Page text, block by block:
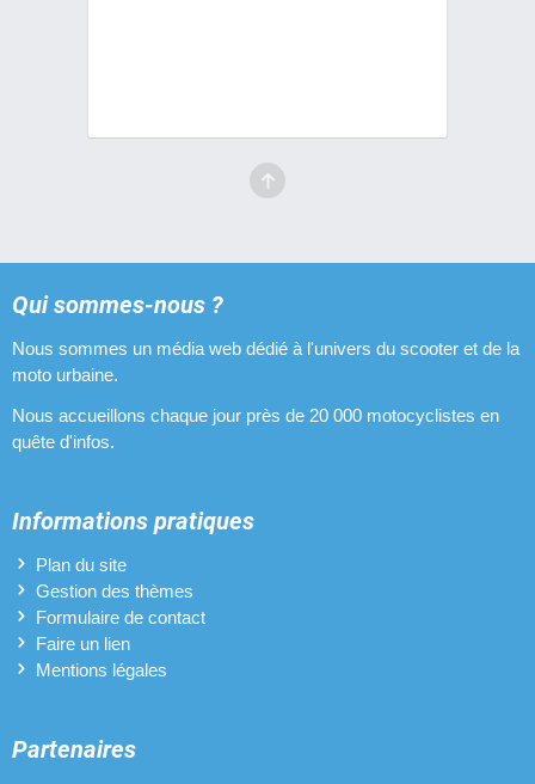
Qui sommes-nous ?
Nous sommes un média web dédié à l'univers du scooter et de la
moto urbaine.
Nous accueillons chaque jour près de 20 000 motocyclistes en
quête d'infos.
Informations pratiques
Plan du site
Gestion des thèmes
Formulaire de contact
Faire un lien
Mentions légales
Partenaires